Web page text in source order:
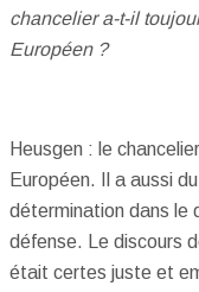
chancelier a-t-il
Européen ?
Heusgen : le
Européen. Il a aussi
détermination dans le
défense. Le discours
était certes juste et